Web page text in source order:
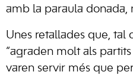
amb la paraula donada,
Unes retallades que, tal
“agraden molt als
varen servir més que